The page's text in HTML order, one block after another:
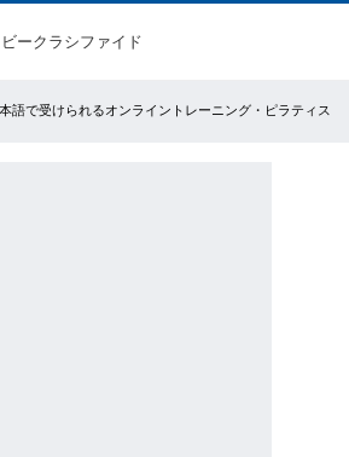
ークラシファイド
語で受けられるオンライントレーニング・ピラティス/